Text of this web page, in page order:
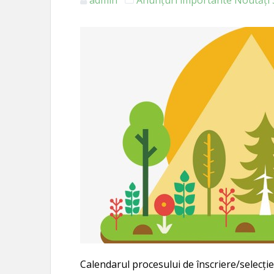
Calendarul procesului de înscriere/